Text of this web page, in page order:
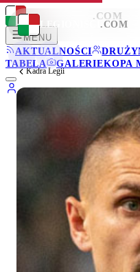
LEGIONISCI .COM
MENU
AKTUALNOŚCI
TABELA
GALERIEKOPA
LEGIONISCI .COM
Kadra Legii